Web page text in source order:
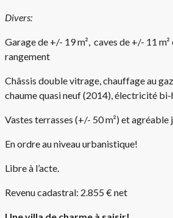
Divers:
Garage de +/- 19 m², caves de +/- 11
rangement
Châssis double vitrage, chauffage au
chaume quasi neuf (2014), électricité
Vastes terrasses (+/- 50 m²) et
En ordre au niveau urbanistique!
Libre à l’acte.
Revenu cadastral: 2.855 € net